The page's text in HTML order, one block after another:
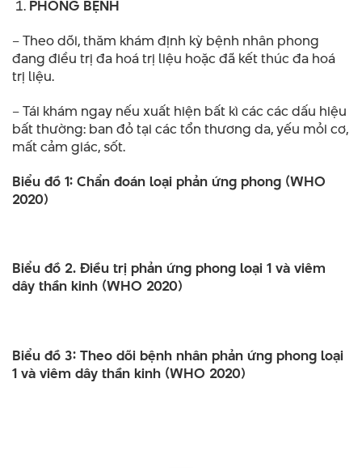
PHÒNG BỆNH
– Theo dõi, thăm khám định kỳ bệnh nhân phong
đang điều trị đa hoá trị liệu hoặc đã kết thúc đa hoá
trị liệu.
– Tái khám ngay nếu xuất hiện bất kì các các dấu hiệu
bất thường: ban đỏ tại các tổn thương da, yếu mỏi cơ,
mất cảm giác, sốt.
Biểu đồ 1: Chẩn đoán loại phản ứng phong (WHO
2020)
Biểu đồ 2. Điều trị phản ứng phong loại 1 và viêm
dây thần kinh (WHO 2020)
Biểu đồ 3: Theo dõi bệnh nhân phản ứng phong loại
1 và viêm dây thần kinh (WHO 2020)